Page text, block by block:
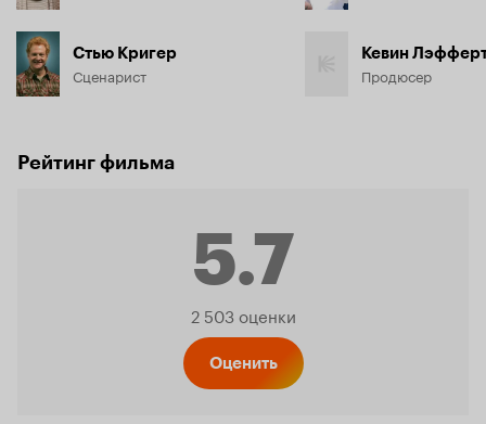
Стью Кригер
Сценарист
Кевин
Продюсер
Рейтинг фильма
5.7
Рейтинг
2 503 оценки
Оценить